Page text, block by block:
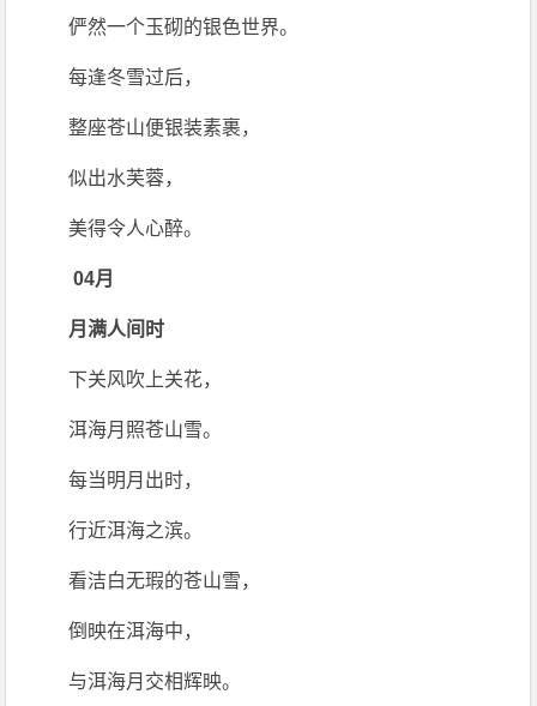
俨然一个玉砌的银色世界。
每逢冬雪过后，
整座苍山便银装素裹，
似出水芙蓉，
美得令人心醉。
04月
月满人间时
下关风吹上关花，
洱海月照苍山雪。
每当明月出时，
行近洱海之滨。
看洁白无瑕的苍山雪，
倒映在洱海中，
与洱海月交相辉映。